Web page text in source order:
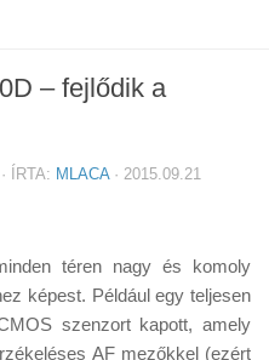
– fejlődik a
· ÍRTA: MLACA· 2015.09.21
téren nagy és komoly
képest. Például egy teljesen
szenzort kapott, amely
AF mezőkkel (ezért